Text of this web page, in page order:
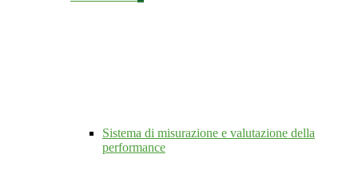
Sistema di misurazione e valutazione della
performance